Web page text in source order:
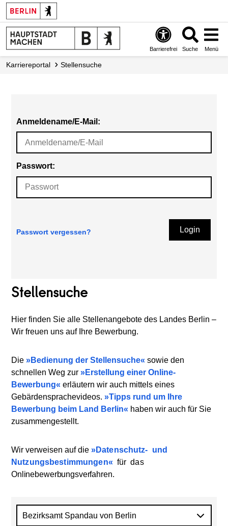
Barrierefrei Suche Menü
Karriereportal Stellensuche
Anmeldename/E-Mail:
Passwort:
Login
Passwort vergessen?
Stellensuche
Hier finden Sie alle Stellenangebote des Landes Berlin –
Wir freuen uns auf Ihre Bewerbung.
Die Bedienung der Stellensuche
sowie den
schnellen Weg zur
Erstellung einer Online-
Bewerbung
erläutern wir auch mittels eines
Gebärdensprachevideos.
Tipps rund um Ihre
Bewerbung beim Land Berlin
haben wir auch für Sie
zusammengestellt.
Wir verweisen auf die Datenschutz- und
Nutzungsbestimmungen
für das
Onlinebewerbungsverfahren.
Bezirksamt Spandau von Berlin